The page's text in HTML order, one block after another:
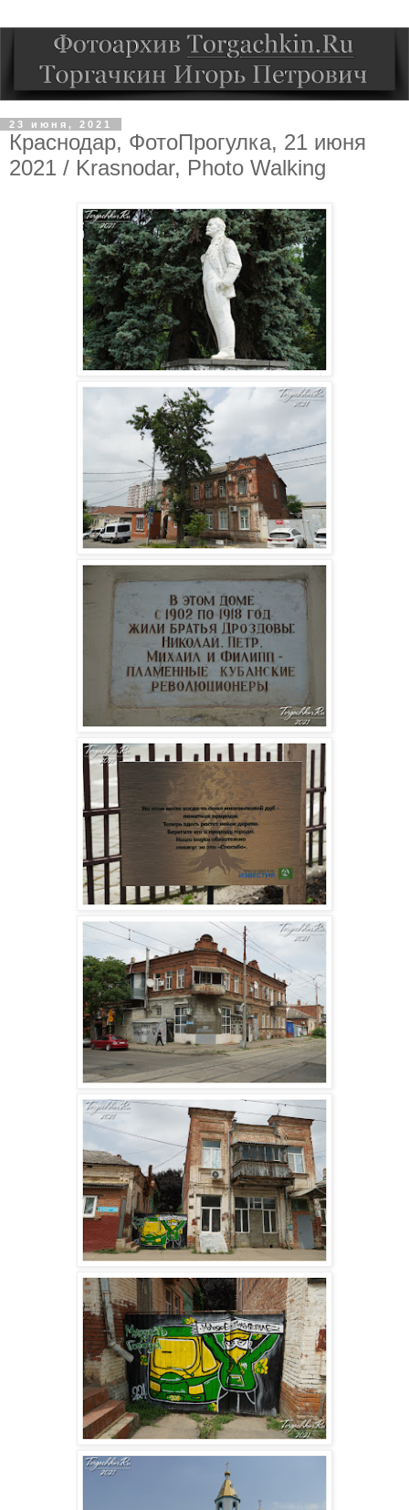
23 июня, 2021
Краснодар, ФотоПрогулка, 21 июня
2021 / Krasnodar, Photo Walking